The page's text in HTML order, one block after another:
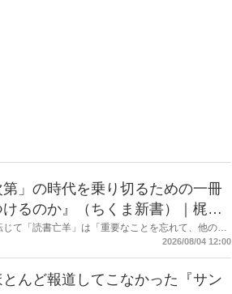
」の時代を乗り切るための一冊
るのか』（ちくま新書）｜梶原
て「読書亡羊」は「重要なことを忘れて、他のこ
を放り出してでも、読むべき本がある。元月刊
2026/08/04 12:00
んど報道してこなかった『サン